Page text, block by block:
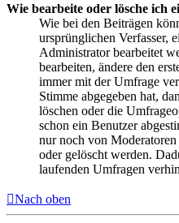
Wie bearbeite oder lösche ich
Wie bei den Beiträgen
ursprünglichen Verfasser,
Administrator bearbeitet
bearbeiten, ändere den
immer mit der Umfrage
Stimme abgegeben hat,
löschen oder die
schon ein Benutzer
nur noch von
oder gelöscht werden.
laufenden Umfragen
Nach oben